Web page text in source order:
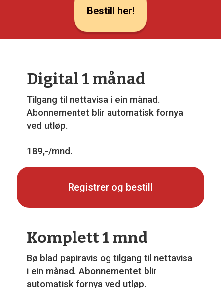
Bestill her!
Digital 1 månad
Tilgang til nettavisa i ein månad.
Abonnementet blir automatisk fornya
ved utløp.
189,-/mnd.
Registrer og bestill
Komplett 1 mnd
Bø blad papiravis og tilgang til nettavisa
i ein månad. Abonnementet blir
automatisk fornya ved utløp.